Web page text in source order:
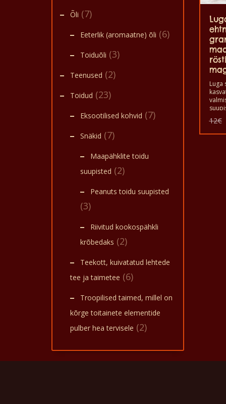
Luga
12€
Õli (7)
Eeterlik (aromaatne) õli (6)
Toiduõli (3)
Teenused (2)
Toidud (23)
Eksootilised kohvid (7)
Snäkid (7)
Maapähklite toidu
suupisted (2)
Peanuts toidu suupisted
(3)
Riivitud kookospähkli
krõbedaks (2)
Teekott, kuivatatud lehtede
tee ja taimetee (6)
Troopilised taimed, millel on
kõrge toitainete elementide
pulber hea tervisele (2)